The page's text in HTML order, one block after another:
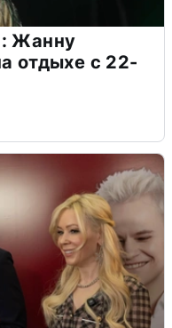
Жанну
отдыхе с 22-